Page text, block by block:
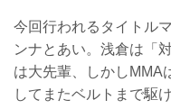
今回行われるタイトル
ンナとあい。浅倉は「
は大先輩、しかしMMA
してまたベルトまで駆